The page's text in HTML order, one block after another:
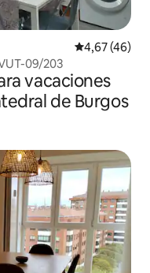
Calificación
4,67 (46)
con vistas a la Catedral - VUT-09/203
vacaciones
de Burgos